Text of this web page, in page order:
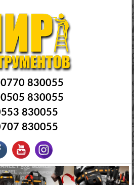
0770 830055
0505 830055
830055
830055